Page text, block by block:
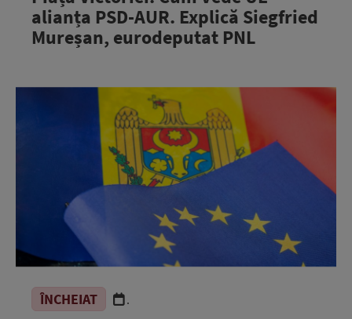
alianța PSD-AUR. Explică Siegfried
Mureșan, eurodeputat PNL
ÎNCHEIAT .